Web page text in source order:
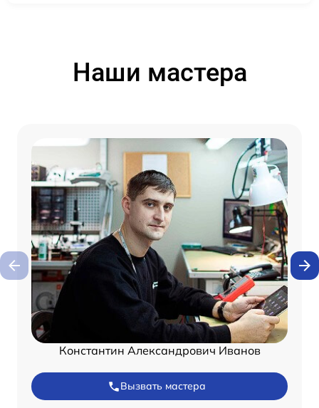
Наши мастера
Константин Александрович Иванов
Вызвать мастера